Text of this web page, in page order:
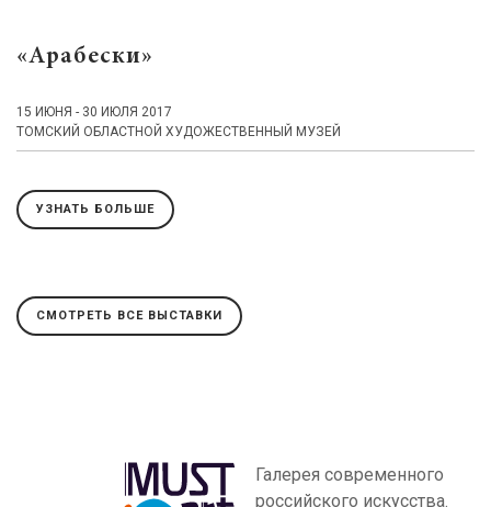
«Арабески»
15 ИЮНЯ - 30 ИЮЛЯ 2017
ТОМСКИЙ ОБЛАСТНОЙ ХУДОЖЕСТВЕННЫЙ МУЗЕЙ
УЗНАТЬ БОЛЬШЕ
СМОТРЕТЬ ВСЕ ВЫСТАВКИ
Галерея современного
российского искусства.